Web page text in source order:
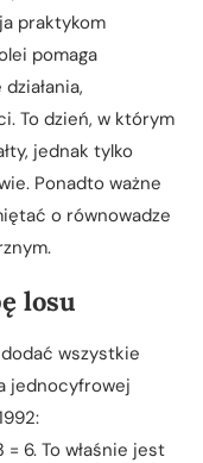
praktykom
pomaga
To dzień, w którym
jednak tylko
Ponadto ważne
o równowadze
losu
wszystkie
jednocyfrowej
= 6. To właśnie jest